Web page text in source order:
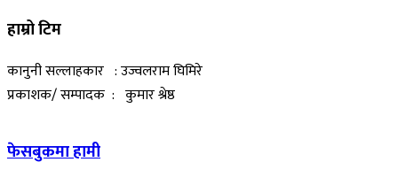
हाम्रो टिम
कानुनी सल्लाहकार : उज्वलराम घिमिरे
प्रकाशक/ सम्पादक : कुमार श्रेष्ठ
फेसबुकमा हामी